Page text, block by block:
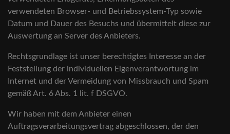
verwendeten Browser- und Betriebssystem-Typ sowie
Datum und Dauer des Besuchs und übermittelt diese zur
Auswertung an Server des Anbieters.
Rechtsgrundlage ist unser berechtigtes Interesse an der
Feststellung der individuellen Eigenverantwortung im
Internet und der Vermeidung von Missbrauch und Spam
gemäß Art. 6 Abs. 1 lit. f DSGVO.
Wir haben mit dem Anbieter einen
Auftragsverarbeitungsvertrag abgeschlossen, der den